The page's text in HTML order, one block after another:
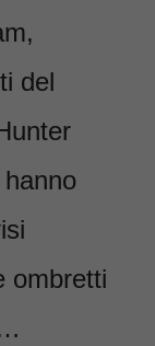
del
ombretti